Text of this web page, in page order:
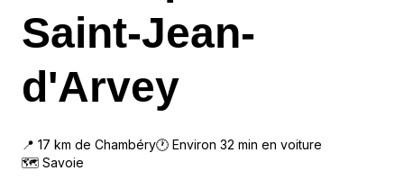
Saint-Jean-
d'Arvey
📍 17 km de Chambéry🕐 Environ 32 min en voiture
🗺 Savoie